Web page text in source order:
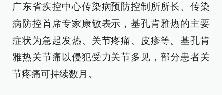
广东省疾控中心传染病预防控制所所长、传染
病防控首席专家康敏表示，基孔肯雅热的主要
症状为急起发热、关节疼痛、皮疹等。基孔肯
雅热关节痛以侵犯受力关节多见，部分患者关
节疼痛可持续数月。